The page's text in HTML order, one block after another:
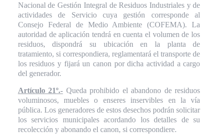
Nacional de Gestión Integral de Residuos Industriales y de
actividades de Servicio cuya gestión corresponde al
Consejo Federal de Medio Ambiente (COFEMA). La
autoridad de aplicación tendrá en cuenta el volumen de los
residuos, dispondrá su ubicación en la planta de
tratamiento, si correspondiera, reglamentará el transporte de
los residuos y fijará un canon por dicha actividad a cargo
del generador.
Artículo 21º.- Queda prohibido el abandono de residuos
voluminosos, muebles o enseres inservibles en la vía
pública. Los generadores de estos desechos podrán solicitar
los servicios municipales acordando los detalles de su
recolección y abonando el canon, si correspondiere.